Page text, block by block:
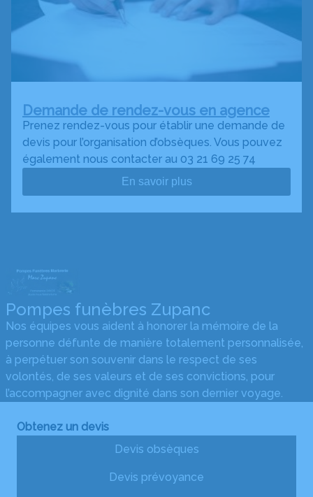
Demande de rendez-vous en agence
Prenez rendez-vous pour établir une demande de
devis pour l’organisation d’obsèques. Vous pouvez
également nous contacter au 03 21 69 25 74
En savoir plus
Pompes funèbres Zupanc
Nos équipes vous aident à honorer la mémoire de la
personne défunte de manière totalement personnalisée,
à perpétuer son souvenir dans le respect de ses
volontés, de ses valeurs et de ses convictions, pour
l’accompagner avec dignité dans son dernier voyage.
Obtenez un devis
Devis obsèques
Devis prévoyance